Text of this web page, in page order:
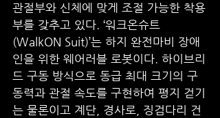
관절부와 신체에 맞게 조절 가능한 착용
부를 갖추고 있다. ‘워크온슈트
(WalkON Suit)’는 하지 완전마비 장애
인을 위한 웨어러블 로봇이다. 하이브리
드 구동 방식으로 동급 최대 크기의 구
동력과 관절 속도를 구현하여 평지 걷기
는 물론이고 계단, 경사로, 징검다리 건